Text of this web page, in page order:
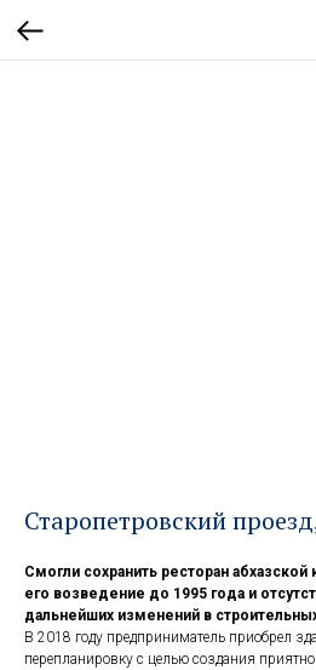
Старопетровский
Смогли сохранить ресторан абхазской
его возведение до 1995 года и
дальнейших изменений в
В 2018 году предприниматель приобрел
перепланировку с целью создания